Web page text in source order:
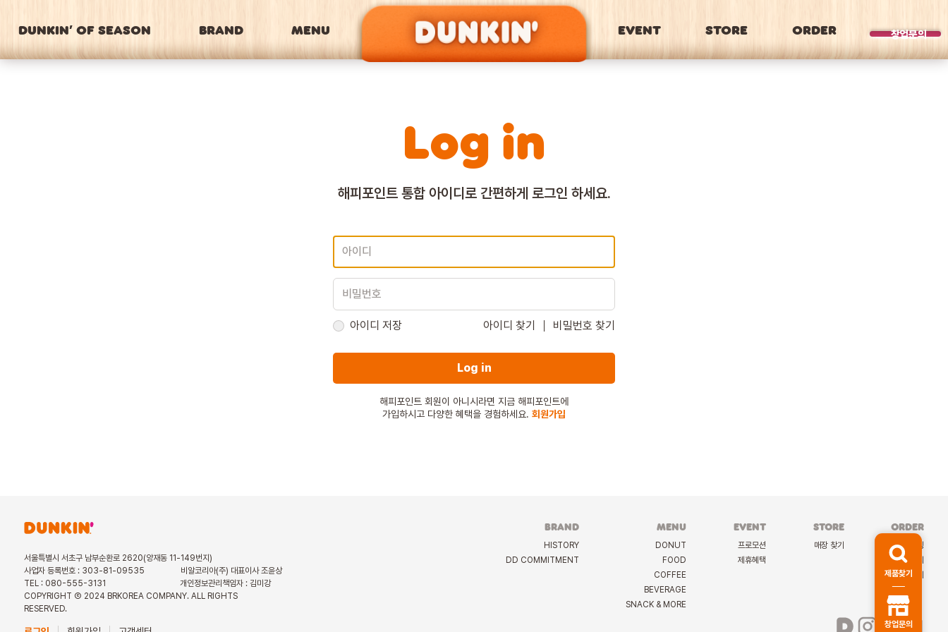
DUNKIN’ OF SEASON BRAND MENU EVENT STORE ORDER 창업문의
BRAND
Log in
해피포인트 통합 아이디로간편하게 로그인 하세요.
아이디 저장 아이디 찾기 비밀번호 찾기
Log in
해피포인트 회원이 아니시라면 지금 해피포인트에
가입하시고 다양한 혜택을 경험하세요. 회원가입
서울특별시 서초구 남부순환로 2620(양재동 11-149번지)
사업자 등록번호 : 303-81-09535
비알코리아(주) 대표이사 조윤상
TEL : 080-555-3131
개인정보관리책임자 : 김미강
COPYRIGHT Ⓒ 2024 BRKOREA COMPANY. ALL RIGHTS
RESERVED.
BRAND
HISTORY
DD COMMITMENT
MENU
DONUT
FOOD
COFFEE
BEVERAGE
SNACK & MORE
EVENT
프로모션
제휴혜택
STORE
매장 찾기
ORDER
케이터링
딜리버리
선물하기
제품찾기
창업문의